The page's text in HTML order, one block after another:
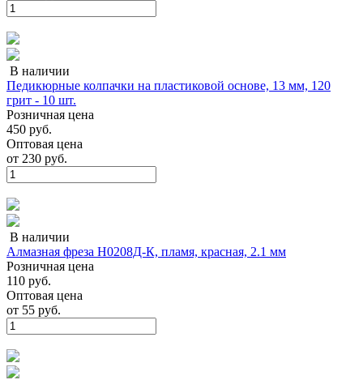
В наличии
Педикюрные колпачки на пластиковой основе, 13 мм, 120
грит - 10 шт.
Розничная цена
450 руб.
Оптовая цена
от 230 руб.
В наличии
Алмазная фреза Н0208Д-К, пламя, красная, 2.1 мм
Розничная цена
110 руб.
Оптовая цена
от 55 руб.